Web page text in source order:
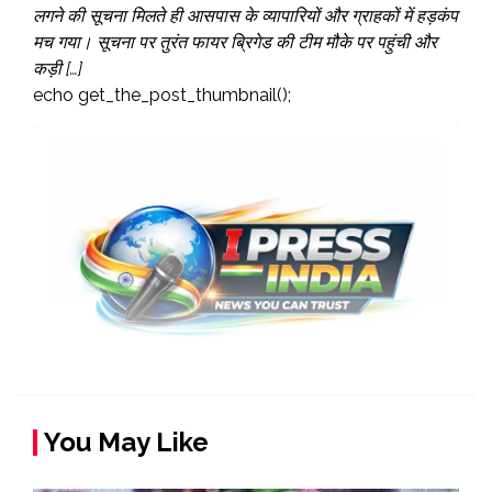
लगने की सूचना मिलते ही आसपास के व्यापारियों और ग्राहकों में हड़कंप
मच गया। सूचना पर तुरंत फायर ब्रिगेड की टीम मौके पर पहुंची और
कड़ी […]
echo get_the_post_thumbnail();
You May Like